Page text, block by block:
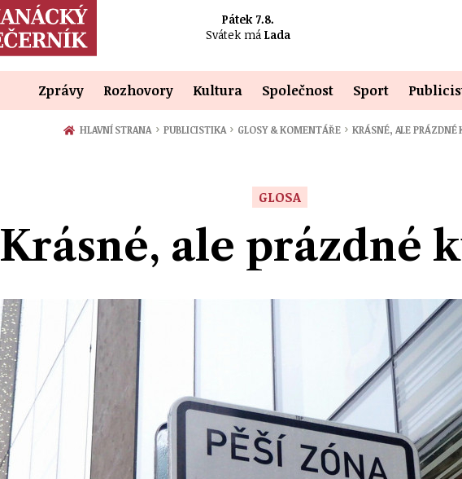
Pátek 7.8.
Svátek má Lada
Zprávy Rozhovory Kultura Společnost Sport
HLAVNÍ STRANA › PUBLICISTIKA › GLOSY & KOMENTÁŘE › KRÁSNÉ, ALE PRÁZDNÉ
GLOSA
Krásné, ale prázdné